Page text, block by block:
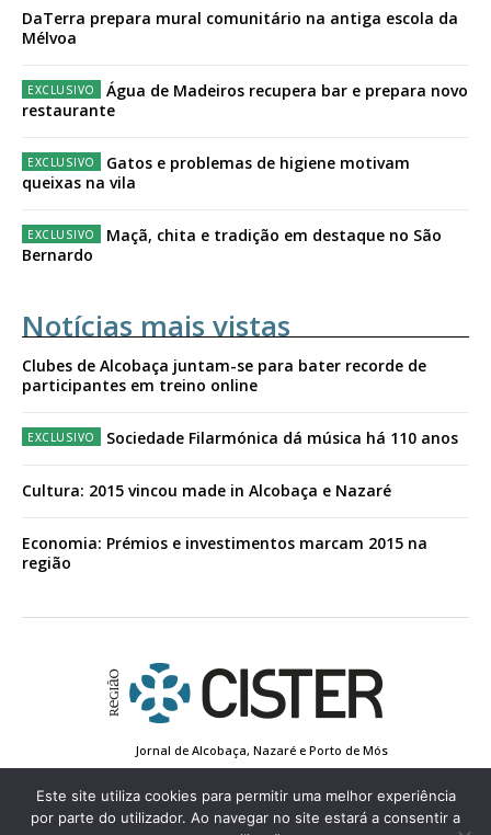
DaTerra prepara mural comunitário na antiga escola da
Mélvoa
Água de Madeiros recupera bar e prepara novo
restaurante
Gatos e problemas de higiene motivam
queixas na vila
Maçã, chita e tradição em destaque no São
Bernardo
Notícias mais vistas
Clubes de Alcobaça juntam-se para bater recorde de
participantes em treino online
Sociedade Filarmónica dá música há 110 anos
Cultura: 2015 vincou made in Alcobaça e Nazaré
Economia: Prémios e investimentos marcam 2015 na
região
Jornal de Alcobaça, Nazaré e Porto de Mós
Conta de Registo
Edição Impressa
Este site utiliza cookies para permitir uma melhor experiência
por parte do utilizador. Ao navegar no site estará a consentir a